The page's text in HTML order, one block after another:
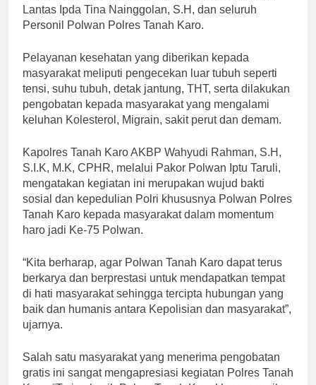
Lantas Ipda Tina Nainggolan, S.H, dan seluruh
Personil Polwan Polres Tanah Karo.
Pelayanan kesehatan yang diberikan kepada
masyarakat meliputi pengecekan luar tubuh seperti
tensi, suhu tubuh, detak jantung, THT, serta dilakukan
pengobatan kepada masyarakat yang mengalami
keluhan Kolesterol, Migrain, sakit perut dan demam.
Kapolres Tanah Karo AKBP Wahyudi Rahman, S.H,
S.I.K, M.K, CPHR, melalui Pakor Polwan Iptu Taruli,
mengatakan kegiatan ini merupakan wujud bakti
sosial dan kepedulian Polri khususnya Polwan Polres
Tanah Karo kepada masyarakat dalam momentum
haro jadi Ke-75 Polwan.
“Kita berharap, agar Polwan Tanah Karo dapat terus
berkarya dan berprestasi untuk mendapatkan tempat
di hati masyarakat sehingga tercipta hubungan yang
baik dan humanis antara Kepolisian dan masyarakat”,
ujarnya.
Salah satu masyarakat yang menerima pengobatan
gratis ini sangat mengapresiasi kegiatan Polres Tanah